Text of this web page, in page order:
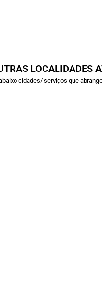
LOCALIDADES
cidades/ serviços que